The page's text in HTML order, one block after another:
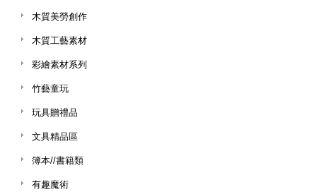
木質美勞創作
木質工藝素材
彩繪素材系列
竹藝童玩
玩具贈禮品
文具精品區
簿本//書籍類
有趣魔術